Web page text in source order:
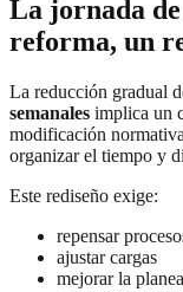
La jornada
reforma, un
La reducción gradual
semanales implica un
modificación
organizar el tiempo y
Este rediseño exige:
repensar
ajustar cargas
mejorar la